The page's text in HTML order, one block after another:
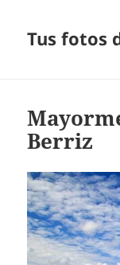
Tus fotos
Berriz